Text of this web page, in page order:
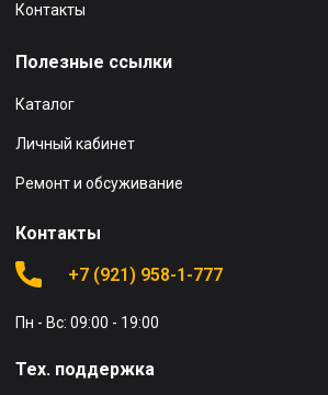
Контакты
Полезные ссылки
Каталог
Личный кабинет
Ремонт и обсуживание
Контакты
+7 (921) 958-1-777
Пн - Вс: 09:00 - 19:00
Тех. поддержка